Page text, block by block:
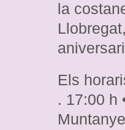
la
Els
. 17:00 h